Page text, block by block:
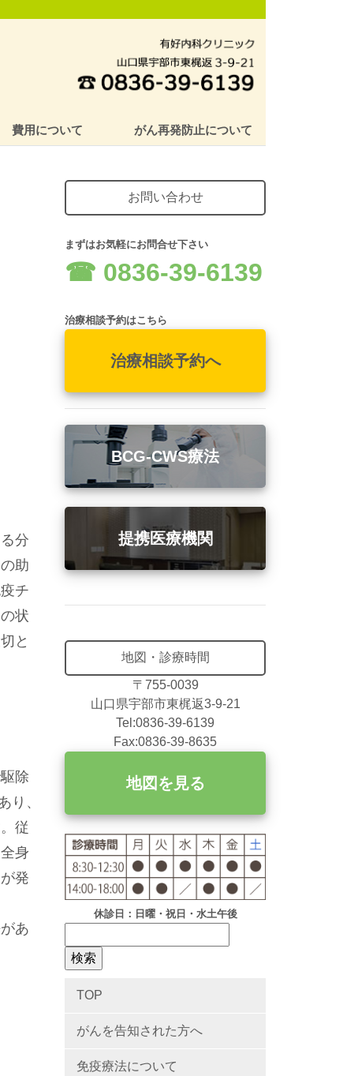
費用について がん再発防止について
分
助
チ
状
と
除
り、
従
身
発
あ
お問い合わせ
まずはお気軽にお問合せ下さい
☎︎ 0836-39-6139
治療相談予約はこちら
治療相談予約へ
BCG-CWS療法
提携医療機関
地図・診療時間
〒755-0039
山口県宇部市東梶返3-9-21
Tel:0836-39-6139
Fax:0836-39-8635
地図を見る
休診日：日曜・祝日・水土午後
TOP
がんを告知された方へ
免疫療法について